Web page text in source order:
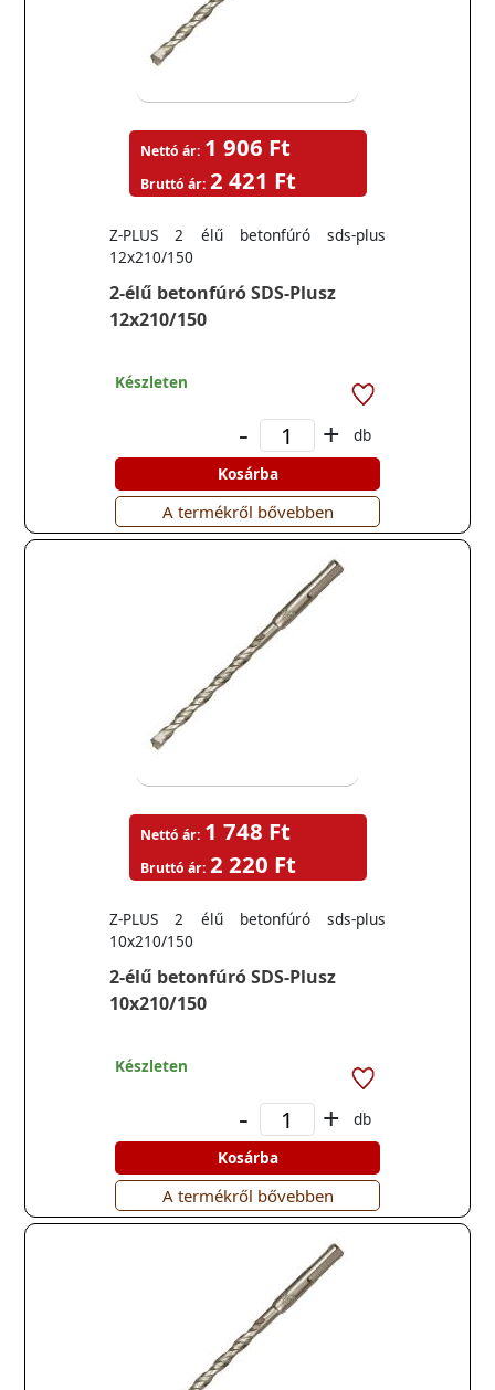
2-élű betonfúró SDS-Plusz
12x210/150
Z-PLUS 2 élű betonfúró sds-plus
12x210/150
Nettó ár: 1 906 Ft
Bruttó ár: 2 421 Ft
Készleten
- +
db
Kosárba
A termékről bővebben
2-élű betonfúró SDS-Plusz
10x210/150
Z-PLUS 2 élű betonfúró sds-plus
10x210/150
Nettó ár: 1 748 Ft
Bruttó ár: 2 220 Ft
Készleten
- +
db
Kosárba
A termékről bővebben